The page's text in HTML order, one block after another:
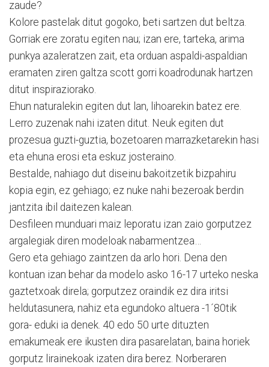
zaude?
Kolore pastelak ditut gogoko, beti sartzen dut beltza.
Gorriak ere zoratu egiten nau; izan ere, tarteka, arima
punkya azaleratzen zait, eta orduan aspaldi-aspaldian
eramaten ziren galtza scott gorri koadrodunak hartzen
ditut inspiraziorako.
Ehun naturalekin egiten dut lan, lihoarekin batez ere.
Lerro zuzenak nahi izaten ditut. Neuk egiten dut
prozesua guzti-guztia, bozetoaren marrazketarekin hasi
eta ehuna erosi eta eskuz josteraino.
Bestalde, nahiago dut diseinu bakoitzetik bizpahiru
kopia egin, ez gehiago; ez nuke nahi bezeroak berdin
jantzita ibil daitezen kalean.
Desfileen munduari maiz leporatu izan zaio gorputzez
argalegiak diren modeloak nabarmentzea…
Gero eta gehiago zaintzen da arlo hori. Dena den
kontuan izan behar da modelo asko 16-17 urteko neska
gaztetxoak direla; gorputzez oraindik ez dira iritsi
heldutasunera, nahiz eta egundoko altuera -1´80tik
gora- eduki ia denek. 40 edo 50 urte dituzten
emakumeak ere ikusten dira pasarelatan, baina horiek
gorputz lirainekoak izaten dira berez. Norberaren